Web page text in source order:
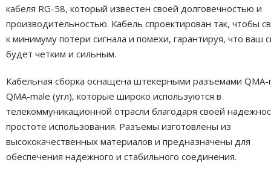
кабеля RG-58, который известен своей долговечностью и
производительностью. Кабель спроектирован так, чтобы
к минимуму потери сигнала и помехи, гарантируя, что ваш
будет четким и сильным.
Кабельная сборка оснащена штекерными разъемами QMA-
QMA-male (угл), которые широко используются в
телекоммуникационной отрасли благодаря своей
простоте использования. Разъемы изготовлены из
высококачественных материалов и предназначены для
обеспечения надежного и стабильного соединения.